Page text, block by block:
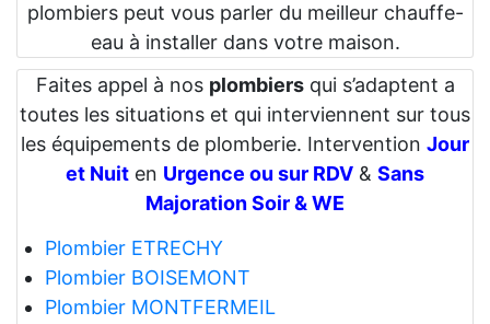
plombiers peut vous parler du meilleur chauffe-
eau à installer dans votre maison.
Faites appel à nos plombiersqui s’adaptent a
toutes les situations et qui interviennent sur tous
les équipements de plomberie. Intervention Jour
et Nuit en Urgence ou sur RDV & Sans
Majoration Soir & WE
Plombier ETRECHY
Plombier BOISEMONT
Plombier MONTFERMEIL